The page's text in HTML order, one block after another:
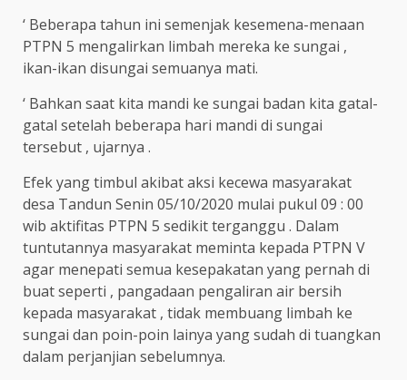
‘ Beberapa tahun ini semenjak kesemena-menaan
PTPN 5 mengalirkan limbah mereka ke sungai ,
ikan-ikan disungai semuanya mati.
‘ Bahkan saat kita mandi ke sungai badan kita gatal-
gatal setelah beberapa hari mandi di sungai
tersebut , ujarnya .
Efek yang timbul akibat aksi kecewa masyarakat
desa Tandun Senin 05/10/2020 mulai pukul 09 : 00
wib aktifitas PTPN 5 sedikit terganggu . Dalam
tuntutannya masyarakat meminta kepada PTPN V
agar menepati semua kesepakatan yang pernah di
buat seperti , pangadaan pengaliran air bersih
kepada masyarakat , tidak membuang limbah ke
sungai dan poin-poin lainya yang sudah di tuangkan
dalam perjanjian sebelumnya.